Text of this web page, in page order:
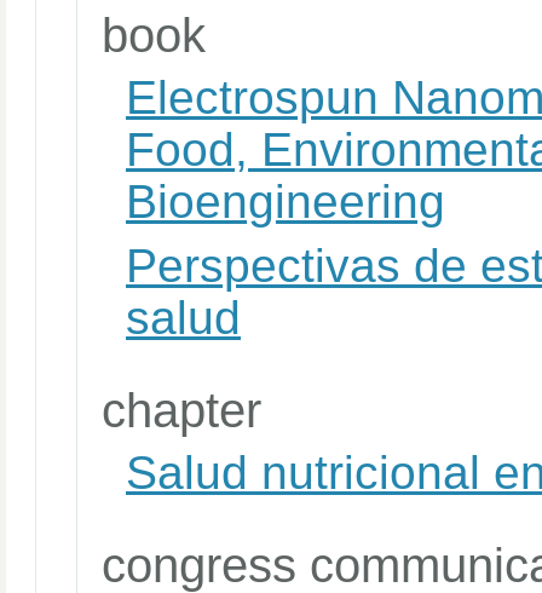
book
Electrospun
Food,
Bioengineering
Perspectivas de
salud
chapter
Salud nutricional
congress